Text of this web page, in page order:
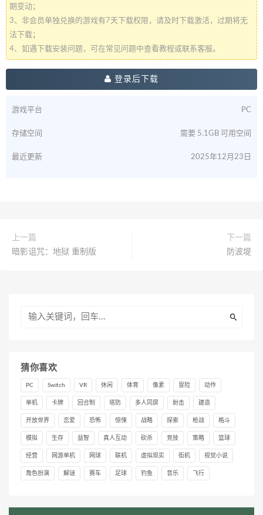
期变动；
3、非会员单独兑换的游戏有7天下载权限，请及时下载激活，过期将无
法下载；
4、如遇下载安装问题，可在常见问题中查看教程或联系客服。
登录后下载
游戏平台 PC
存储空间 需要 5.1GB 可用空间
最近更新 2025年12月23日
上一篇
暗影诅咒：地狱 重制版
下一篇
防波堤
猜你喜欢
PC Switch VR 休闲 体育 像素 冒险 动作
单机 卡牌 回合制 塔防 多人同屏 射击 建造
开放世界 恋爱 恐怖 惊悚 战略 探索 枪战 格斗
模拟 生存 益智 真人互动 砍杀 竞技 策略 篮球
经营 网游单机 网球 联机 虚拟现实 街机 视觉小说
角色扮演 解谜 赛车 足球 钓鱼 音乐 飞行